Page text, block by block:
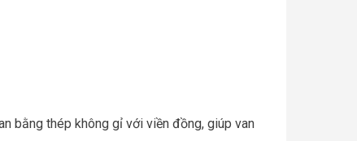
bằng thép không gỉ với viền đồng, giúp van